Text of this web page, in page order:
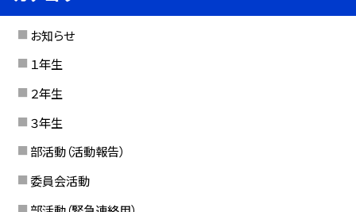
お知らせ
１年生
２年生
３年生
部活動（活動報告）
委員会活動